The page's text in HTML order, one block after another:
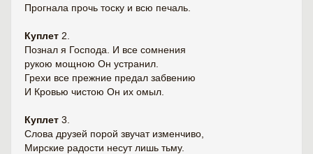
Прогнала прочь тоску и всю печаль.
Куплет 2.
Познал я Господа. И все сомнения
рукою мощною Он устранил.
Грехи все прежние предал забвению
И Кровью чистою Он их омыл.
Куплет 3.
Слова друзей порой звучат изменчиво,
Мирские радости несут лишь тьму.